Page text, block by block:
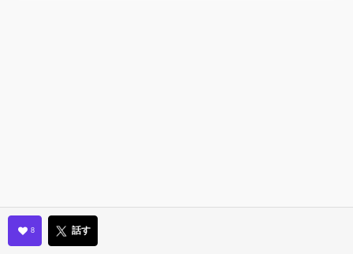
8 話す